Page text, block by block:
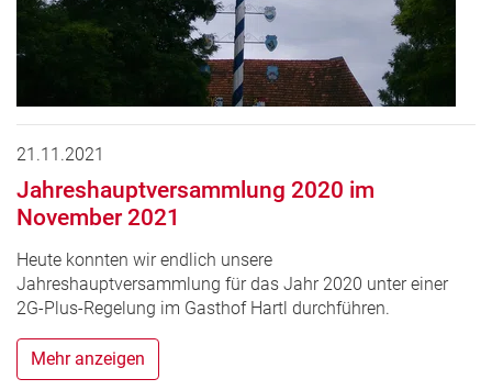
21.11.2021
Jahreshauptversammlung 2020 im
November 2021
Heute konnten wir endlich unsere
Jahreshauptversammlung für das Jahr 2020 unter einer
2G-Plus-Regelung im Gasthof Hartl durchführen.
Mehr anzeigen